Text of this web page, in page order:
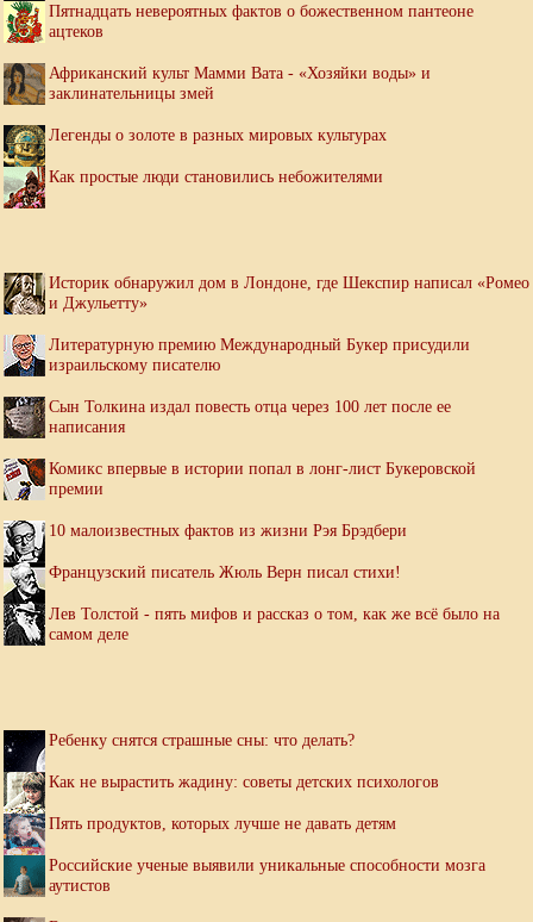
Пятнадцать невероятных фактов о божественном пантеоне
ацтеков
Африканский культ Мамми Вата - «Хозяйки воды» и
заклинательницы змей
Легенды о золоте в разных мировых культурах
Как простые люди становились небожителями
Историк обнаружил дом в Лондоне, где Шекспир написал «Ромео
и Джульетту»
Литературную премию Международный Букер присудили
израильскому писателю
Сын Толкина издал повесть отца через 100 лет после ее
написания
Комикс впервые в истории попал в лонг-лист Букеровской
премии
10 малоизвестных фактов из жизни Рэя Брэдбери
Французский писатель Жюль Верн писал стихи!
Лев Толстой - пять мифов и рассказ о том, как же всё было на
самом деле
Ребенку снятся страшные сны: что делать?
Как не вырастить жадину: советы детских психологов
Пять продуктов, которых лучше не давать детям
Российские ученые выявили уникальные способности мозга
аутистов